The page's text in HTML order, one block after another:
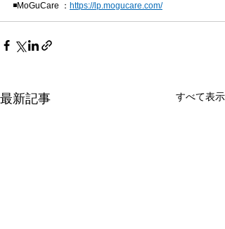
◾MoGuCare ： https://lp.mogucare.com/
最新記事 すべて表示